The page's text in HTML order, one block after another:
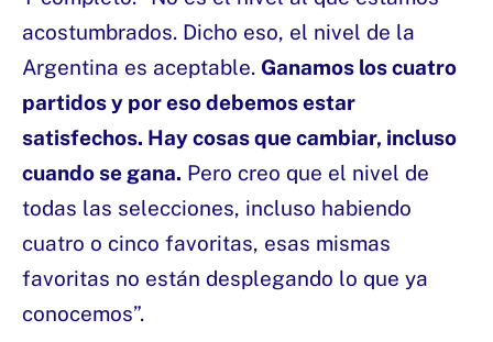
acostumbrados. Dicho eso, el nivel de la
Argentina es aceptable. Ganamos los cuatro
partidos y por eso debemos estar
satisfechos. Hay cosas que cambiar, incluso
cuando se gana. Pero creo que el nivel de
todas las selecciones, incluso habiendo
cuatro o cinco favoritas, esas mismas
favoritas no están desplegando lo que ya
conocemos”.